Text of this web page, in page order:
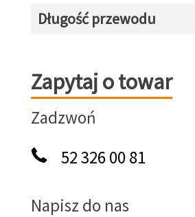
Długość przewodu
Zapytaj o towar
Zapytaj o towar
Zadzwoń
52 326 00 81
Napisz do nas